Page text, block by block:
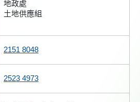
地政處
土地供應組
2151 8048
2523 4973